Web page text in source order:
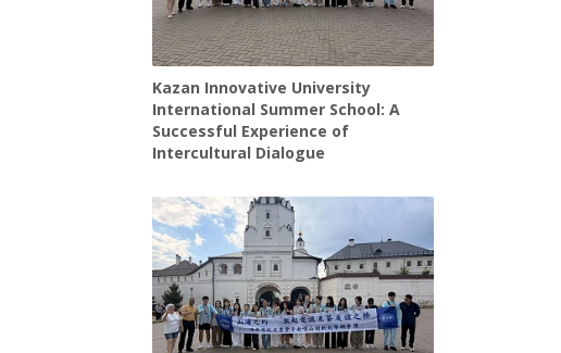
Kazan Innovative University
International Summer School: A
Successful Experience of
Intercultural Dialogue